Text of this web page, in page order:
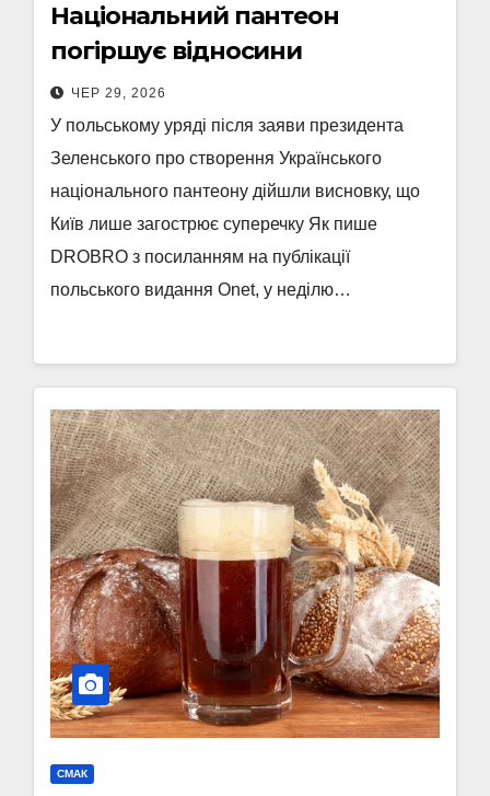
Національний пантеон
погіршує відносини
ЧЕР 29, 2026
У польському уряді після заяви президента
Зеленського про створення Українського
національного пантеону дійшли висновку, що
Київ лише загострює суперечку Як пише
DROBRO з посиланням на публікації
польського видання Onet, у неділю…
СМАК